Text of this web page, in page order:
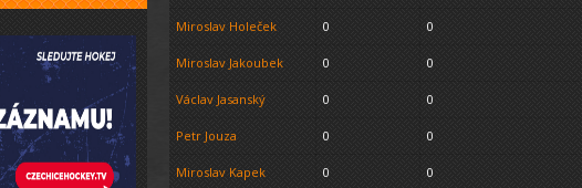
Miroslav Holeček 0 0
Miroslav Jakoubek 0 0
Václav Jasanský 0 0
Petr Jouza 0 0
Miroslav Kapek 0 0